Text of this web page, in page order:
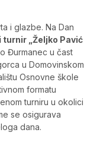
i glazbe. Na Dan
„Željko Pavić
Đurmanec u čast
u Domovinskom
Osnovne škole
formatu
turniru u okolici
se osigurava
dana.